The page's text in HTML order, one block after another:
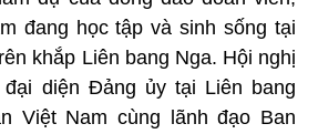
đang học tập và sinh sống tại
khắp Liên bang Nga. Hội nghị
diện Đảng ủy tại Liên bang
Việt Nam cùng lãnh đạo Ban